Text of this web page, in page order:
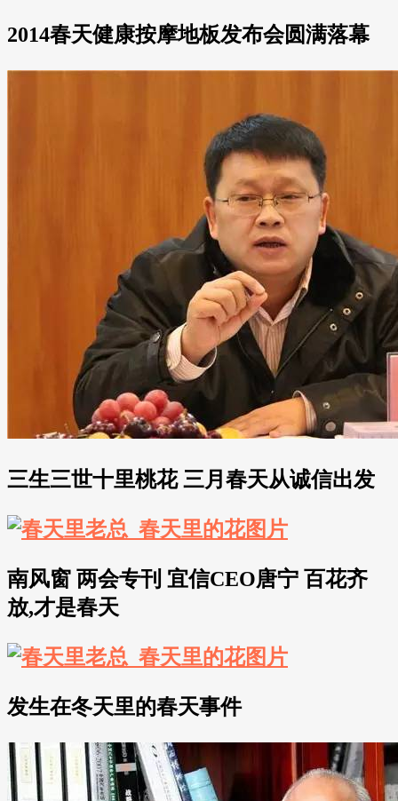
2014春天健康按摩地板发布会圆满落幕
三生三世十里桃花 三月春天从诚信出发
南风窗 两会专刊 宜信CEO唐宁 百花齐
放,才是春天
发生在冬天里的春天事件